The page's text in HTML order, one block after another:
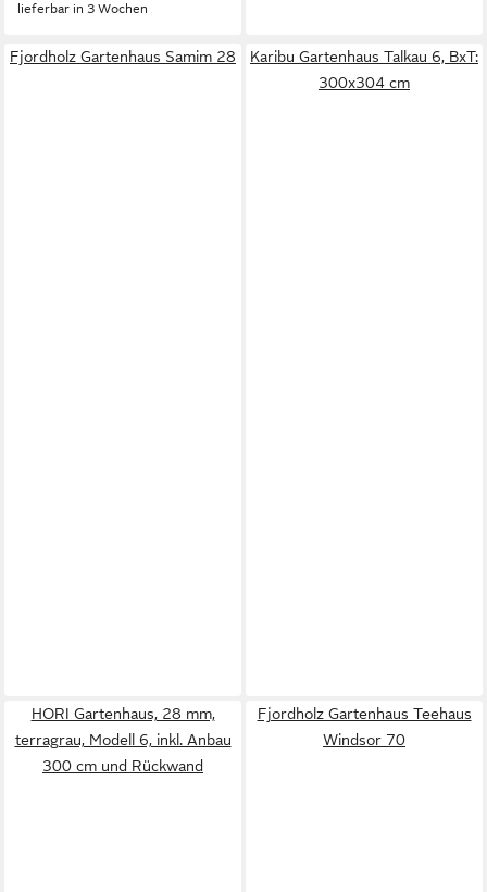
lieferbar in 3 Wochen
Fjordholz Gartenhaus Samim 28
Karibu Gartenhaus Talkau 6, BxT:
300x304 cm
HORI Gartenhaus, 28 mm,
terragrau, Modell 6, inkl. Anbau
300 cm und Rückwand
Fjordholz Gartenhaus Teehaus
Windsor 70